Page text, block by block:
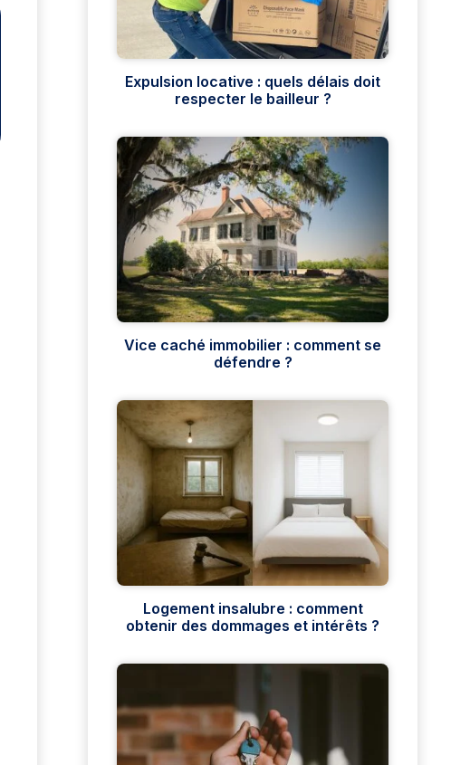
Expulsion locative : quels délais doit
respecter le bailleur ?
Vice caché immobilier : comment se
défendre ?
Logement insalubre : comment
obtenir des dommages et intérêts ?